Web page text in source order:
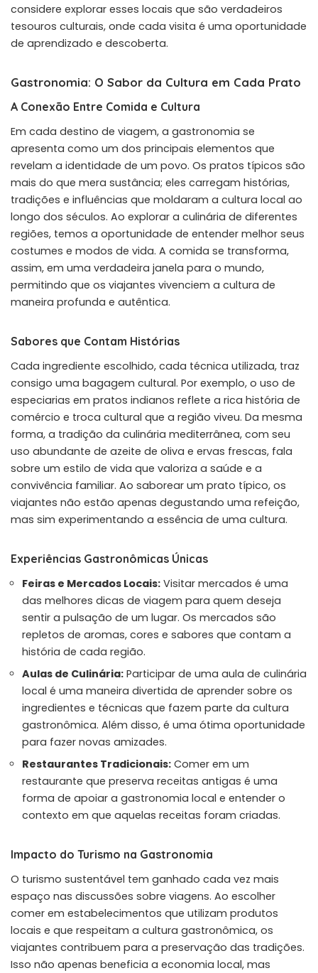
considere explorar esses locais que são verdadeiros
tesouros culturais, onde cada visita é uma oportunidade
de aprendizado e descoberta.
Gastronomia: O Sabor da Cultura em Cada Prato
A Conexão Entre Comida e Cultura
Em cada destino de viagem, a gastronomia se
apresenta como um dos principais elementos que
revelam a identidade de um povo. Os pratos típicos são
mais do que mera sustância; eles carregam histórias,
tradições e influências que moldaram a cultura local ao
longo dos séculos. Ao explorar a culinária de diferentes
regiões, temos a oportunidade de entender melhor seus
costumes e modos de vida. A comida se transforma,
assim, em uma verdadeira janela para o mundo,
permitindo que os viajantes vivenciem a cultura de
maneira profunda e autêntica.
Sabores que Contam Histórias
Cada ingrediente escolhido, cada técnica utilizada, traz
consigo uma bagagem cultural. Por exemplo, o uso de
especiarias em pratos indianos reflete a rica história de
comércio e troca cultural que a região viveu. Da mesma
forma, a tradição da culinária mediterrânea, com seu
uso abundante de azeite de oliva e ervas frescas, fala
sobre um estilo de vida que valoriza a saúde e a
convivência familiar. Ao saborear um prato típico, os
viajantes não estão apenas degustando uma refeição,
mas sim experimentando a essência de uma cultura.
Experiências Gastronômicas Únicas
Feiras e Mercados Locais: Visitar mercados é uma
das melhores dicas de viagem para quem deseja
sentir a pulsação de um lugar. Os mercados são
repletos de aromas, cores e sabores que contam a
história de cada região.
Aulas de Culinária: Participar de uma aula de culinária
local é uma maneira divertida de aprender sobre os
ingredientes e técnicas que fazem parte da cultura
gastronômica. Além disso, é uma ótima oportunidade
para fazer novas amizades.
Restaurantes Tradicionais: Comer em um
restaurante que preserva receitas antigas é uma
forma de apoiar a gastronomia local e entender o
contexto em que aquelas receitas foram criadas.
Impacto do Turismo na Gastronomia
O turismo sustentável tem ganhado cada vez mais
espaço nas discussões sobre viagens. Ao escolher
comer em estabelecimentos que utilizam produtos
locais e que respeitam a cultura gastronômica, os
viajantes contribuem para a preservação das tradições.
Isso não apenas beneficia a economia local, mas